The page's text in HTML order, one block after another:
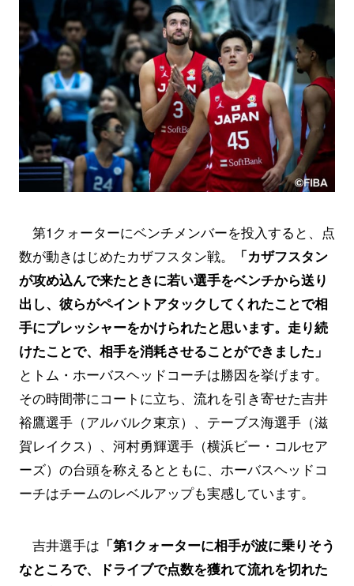
第1クォーターにベンチメンバーを投入すると、点
数が動きはじめたカザフスタン戦。
「カザフスタン
が攻め込んで来たときに若い選手をベンチから送り
出し、彼らがペイントアタックしてくれたことで相
手にプレッシャーをかけられたと思います。走り続
けたことで、相手を消耗させることができました」
とトム・ホーバスヘッドコーチは勝因を挙げます。
その時間帯にコートに立ち、流れを引き寄せた吉井
裕鷹選手（アルバルク東京）、テーブス海選手（滋
賀レイクス）、河村勇輝選手（横浜ビー・コルセア
ーズ）の台頭を称えるとともに、ホーバスヘッドコ
ーチはチームのレベルアップも実感しています。
吉井選手は 「第1クォーターに相手が波に乗りそう
なところで、ドライブで点数を獲れて流れを切れた